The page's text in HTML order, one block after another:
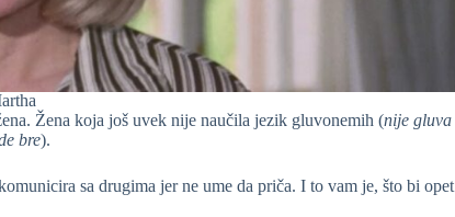
Žena koja još uvek nije naučila jezik gluvonemih (nije gluva
bre).
sa drugima jer ne ume da priča. I to vam je, što bi opet